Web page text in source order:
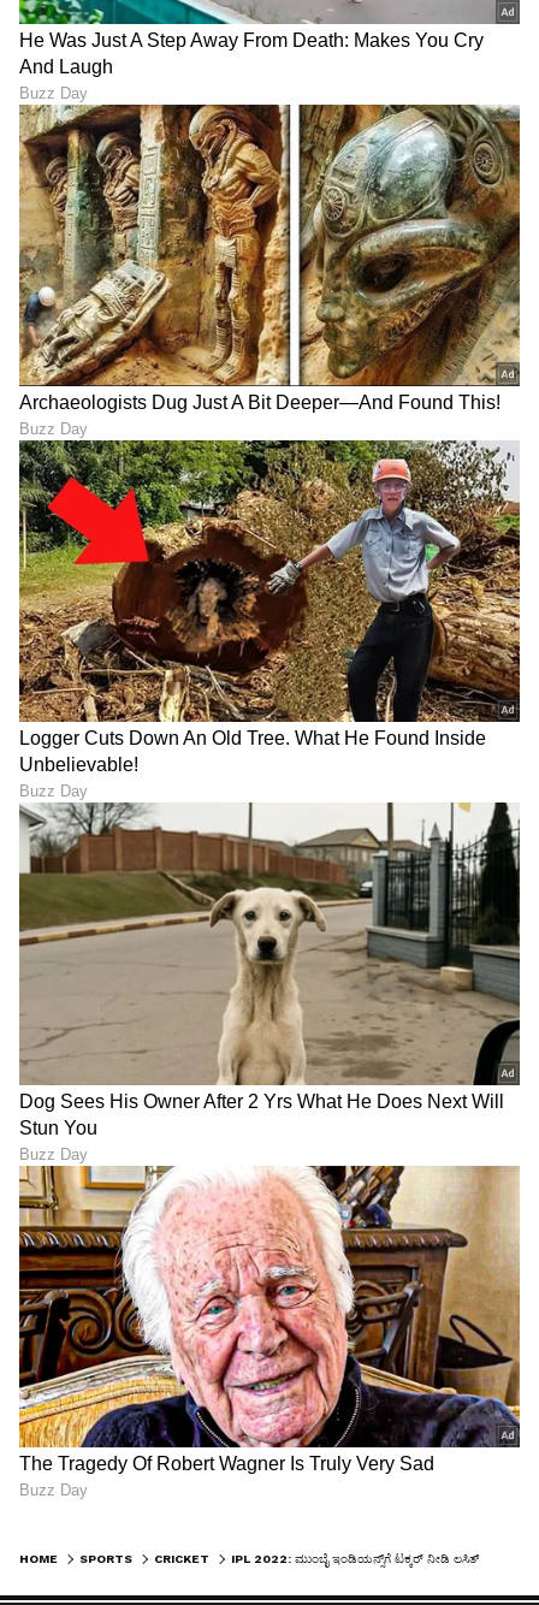
ಗಂಭೀರ್‌ಗೂ ಮೊದಲು ಲಕ್ಷ್ಮಣ್‌ಗೆ
ಟೀಂ ಇಂಡಿಯಾ ಕೋಚ್ ಆಫರ್
ನೀಡಿದ್ದ ಬಿಸಿಸಿಐ, ಕೈತಪ್ಪಿದ್ದೆಲ್ಲಿ?
ಸಚಿನ್, ಸೆಹ್ವಾಗ್, ಕೊಹ್ಲಿ,
ಪಾಂಟಿಂಗ್‌ಗೂ ಸಾಧ್ಯವಾಗದ
LATEST VIDEOS
"ರಾಜಕೀಯ ಬೇಡ, ಸಿನಿಮಾನೇ ಪ್ರಾಣ":
ಕನಕೋತ್ಸವದಲ್ಲಿ ರಿಷಬ್ ಶೆಟ್ಟಿ | Rishab
Shetty speech | Suvarna News
ಶೇ.50 ರಿಂದ ಶೇ.18 ಕ್ಕೆ TAX ಇಳಿಕೆ: ಮೋದಿ-
ಟ್ರಂಪ್ ಐತಿಹಾಸಿಕ ಒಪ್ಪಂದ | India US
Trade Deal | Party Rounds
HOME SPORTS CRICKET